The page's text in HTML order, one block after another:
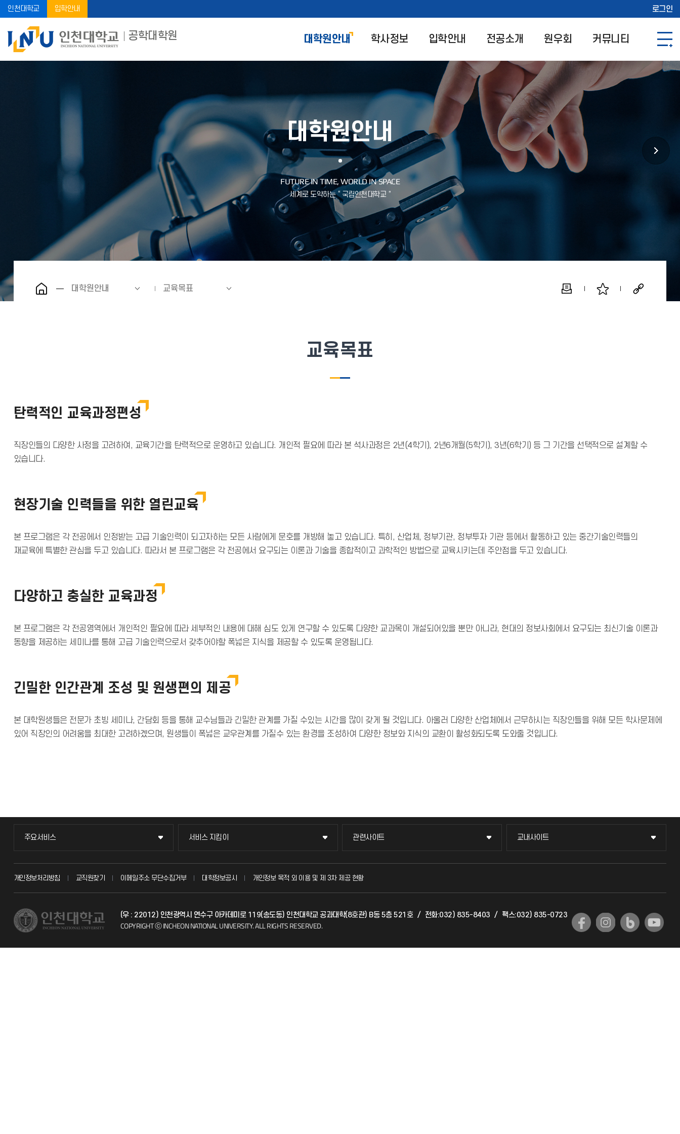
인천대학교 입학안내 로그인
공학대학원 대학원안내 학사정보 입학안내 전공소개 원우회 커뮤니티
대학원안내
대학원안내 교육목표
교육목표
탄력적인 교육과정편성
직장인들의 다양한 사정을 고려하여, 교육기간을 탄력적으로 운영하고 있습니다. 개인적 필요에 따라 본 석사과정은 2년(4학기), 2년6개월(5학기), 3년(6학기) 등 그 기간을 선택적으로 설계할 수
있습니다.
현장기술 인력들을 위한 열린교육
본 프로그램은 각 전공에서 인정받는 고급 기술인력이 되고자하는 모든 사람에게 문호를 개방해 놓고 있습니다. 특히, 산업체, 정부기관, 정부투자 기관 등에서 활동하고 있는 중간기술인력들의
재교육에 특별한 관심을 두고 있습니다. 따라서 본 프로그램은 각 전공에서 요구되는 이론과 기술을 종합적이고 과학적인 방법으로 교육시키는데 주안점을 두고 있습니다.
다양하고 충실한 교육과정
본 프로그램은 각 전공영역에서 개인적인 필요에 따라 세부적인 내용에 대해 심도 있게 연구할 수 있도록 다양한 교과목이 개설되어있을 뿐만 아니라, 현대의 정보사회에서 요구되는 최신기술 이론과
동향을 제공하는 세미나를 통해 고급 기술인력으로서 갖추어야할 폭넓은 지식을 제공할 수 있도록 운영됩니다.
긴밀한 인간관계 조성 및 원생편의 제공
본 대학원생들은 전문가 초빙 세미나, 간담회 등을 통해 교수님들과 긴밀한 관계를 가질 수있는 시간을 많이 갖게 될 것입니다. 아울러 다양한 산업체에서 근무하시는 직장인들을 위해 모든 학사문제에
있어 직장인의 어려움을 최대한 고려하겠으며, 원생들이 폭넓은 교우관계를 가질수 있는 환경을 조성하여 다양한 정보와 지식의 교환이 활성화되도록 도와줄 것입니다.
주요서비스
주요서비스
교무회의방송
시설예약
서비스 지킴이
서비스 지킴이
묻고 답하기
자주 묻는 질문(FAQ)
관련사이트
관련사이트
국방헬프콜
산학협력단
교내사이트
교내사이트
교수회
국제교류과
개인정보처리방침 교직원찾기 이메일주소 무단수집거부 대학정보공시 개인정보 목적 외 이용 및 제 3차 제공 현황
(우 : 22012) 인천광역시 연수구 아카데미로 119(송도동) 인천대학교 공과대학(8호관) B동 5층 521호 / 전화:032) 835-8403 / 팩스:032) 835-0723
COPYRIGHT ⓒ INCHEON NATIONAL UNIVERSITY.ALL RIGHTS RESERVED.